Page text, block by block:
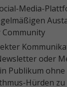
Media-
Community
oder
Publikum ohne
Hürden zu